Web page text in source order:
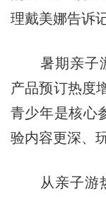
理戴美娜告诉
暑期亲子游
产品预订热度
青少年是核心
验内容更深、
从亲子游热